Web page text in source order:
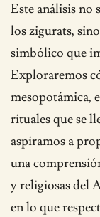
Este análisis no
los zigurats,
simbólico que
Exploraremos
mesopotámica,
rituales que se
aspiramos a
una
y religiosas del
en lo que